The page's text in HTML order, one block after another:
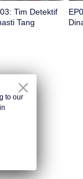
Tim Detektif
Tang
to our